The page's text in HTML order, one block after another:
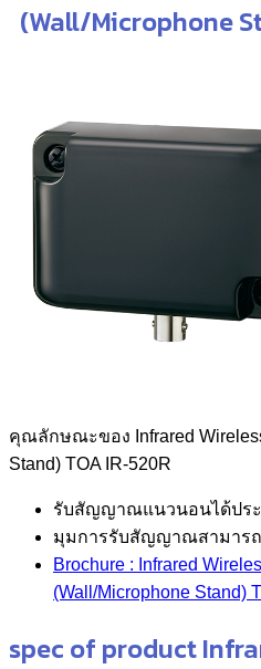
(Wall/Microphone
คุณลักษณะของ Infrared
Stand) TOA IR-520R
รับสัญญาณแนวนอนได้ปร
มุมการรับสัญญาณสามารถ
Brochure : Infrared
(Wall/Microphone Stand)
spec of product